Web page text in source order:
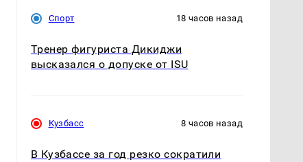
Спорт 18 часов назад
Тренер фигуриста Дикиджи
высказался о допуске от ISU
Кузбасс 8 часов назад
В Кузбассе за год резко сократили